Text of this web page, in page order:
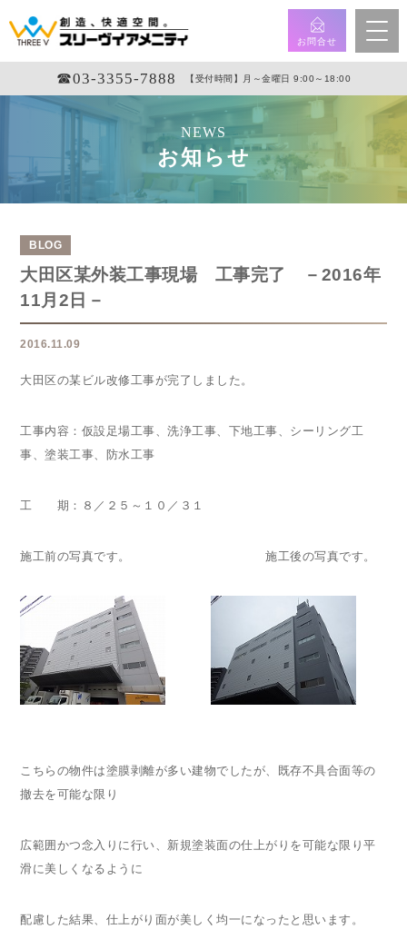
お問合せ
☎︎03-3355-7888 【受付時間】月～金曜日 9:00～18:00
NEWS
お知らせ
BLOG
大田区某外装工事現場 工事完了 －2016年
11月2日－
2016.11.09
大田区の某ビル改修工事が完了しました。
工事内容：仮設足場工事、洗浄工事、下地工事、シーリング工
事、塗装工事、防水工事
工 期：８／２５～１０／３１
施工前の写真です。 施工後の写真です。
こちらの物件は塗膜剥離が多い建物でしたが、既存不具合面等の
撤去を可能な限り
広範囲かつ念入りに行い、新規塗装面の仕上がりを可能な限り平
滑に美しくなるように
配慮した結果、仕上がり面が美しく均一になったと思います。